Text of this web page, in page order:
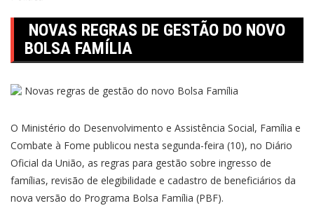
NOVAS REGRAS DE GESTÃO DO NOVO
BOLSA FAMÍLIA
O Ministério do Desenvolvimento e Assistência Social, Família e
Combate à Fome publicou nesta segunda-feira (10), no Diário
Oficial da União, as regras para gestão sobre ingresso de
famílias, revisão de elegibilidade e cadastro de beneficiários da
nova versão do Programa Bolsa Família (PBF).